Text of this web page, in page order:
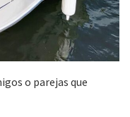
o parejas que